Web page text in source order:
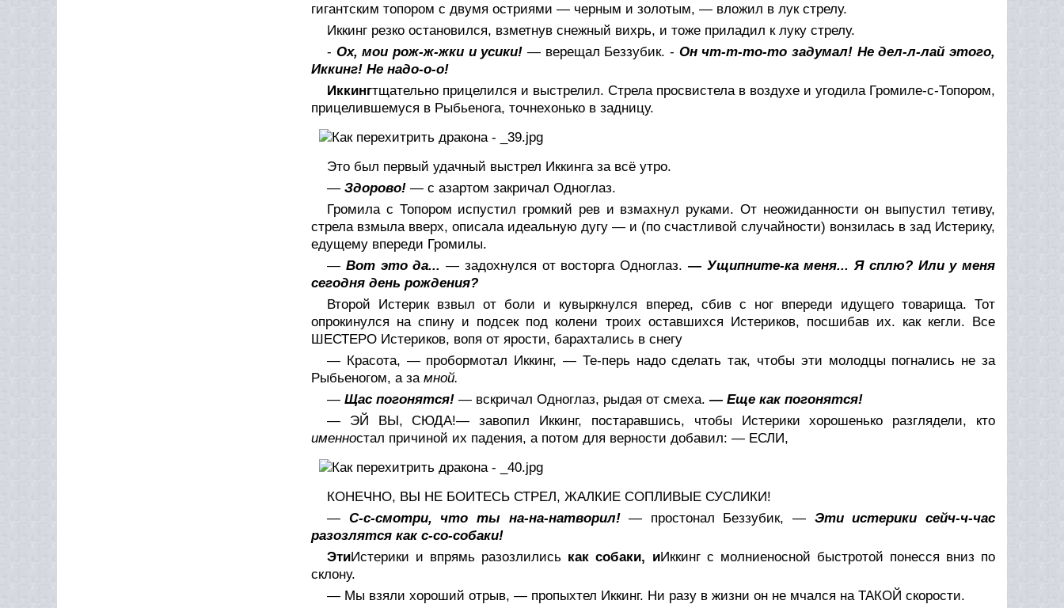
гигантским топором с двумя остриями — черным и золотым, — вложил в лук стрелу.
Иккинг резко остановился, взметнув снежный вихрь, и тоже приладил к луку стрелу.
- Ох, мои рож-ж-жки и усики! — верещал Беззубик. - Он чт-т-то-то задумал! Не дел-л-лай этого,
Иккинг! Не надо-о-о!
Иккингтщательно прицелился и выстрелил. Стрела просвистела в воздухе и угодила Громиле-с-Топором,
прицелившемуся в Рыбьенога, точнехонько в задницу.
Это был первый удачный выстрел Иккинга за всё утро.
— Здорово! — с азартом закричал Одноглаз.
Громила с Топором испустил громкий рев и взмахнул руками. От неожиданности он выпустил тетиву,
стрела взмыла вверх, описала идеальную дугу — и (по счастливой случайности) вонзилась в зад Истерику,
едущему впереди Громилы.
— Вот это да... — задохнулся от восторга Одноглаз. — Ущипните-ка меня... Я сплю? Или у меня
сегодня день рождения?
Второй Истерик взвыл от боли и кувыркнулся вперед, сбив с ног впереди идущего товарища. Тот
опрокинулся на спину и подсек под колени троих оставшихся Истериков, посшибав их. как кегли. Все
ШЕСТЕРО Истериков, вопя от ярости, барахтались в снегу
— Красота, — пробормотал Иккинг, — Те-перь надо сделать так, чтобы эти молодцы погнались не за
Рыбьеногом, а за мной.
— Щас погонятся! — вскричал Одноглаз, рыдая от смеха. — Еще как погонятся!
— ЭЙ ВЫ, СЮДА!— завопил Иккинг, постаравшись, чтобы Истерики хорошенько разглядели, кто
именностал причиной их падения, а потом для верности добавил: — ЕСЛИ,
КОНЕЧНО, ВЫ НЕ БОИТЕСЬ СТРЕЛ, ЖАЛКИЕ СОПЛИВЫЕ СУСЛИКИ!
— С-c-cмотри, что ты на-на-натворил! — простонал Беззубик, — Эти истерики сейч-ч-час
разозлятся как с-со-собаки!
ЭтиИстерики и впрямь разозлились как собаки, иИккинг с молниеносной быстротой понесся вниз по
склону.
— Мы взяли хороший отрыв, — пропыхтел Иккинг. Ни разу в жизни он не мчался на ТАКОЙ скорости.